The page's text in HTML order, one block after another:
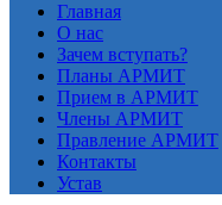
Главная
О нас
Зачем вступать?
Планы АРМИТ
Прием в АРМИТ
Члены АРМИТ
Правление АРМИТ
Контакты
Устав